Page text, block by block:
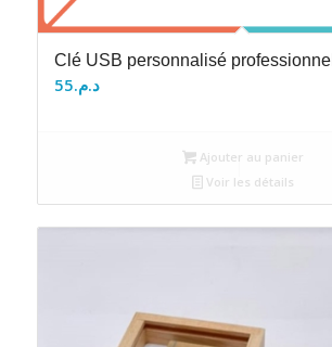
Clé USB personnalisé professionnel
د.م.55
Ajouter au panier
Voir les détails